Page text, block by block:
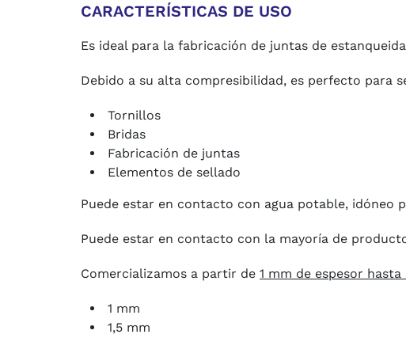
CARACTERÍSTICAS DE USO
Es ideal para la fabricación de juntas de
Debido a su alta compresibilidad, es perfecto para
Tornillos
Bridas
Fabricación de juntas
Elementos de sellado
Puede estar en contacto con agua potable, idóneo
Puede estar en contacto con la mayoría de
Comercializamos a partir de 1 mm de espesor hasta
1 mm
1,5 mm